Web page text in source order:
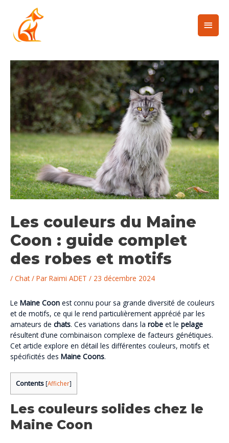
Les couleurs du Maine
Coon : guide complet
des robes et motifs
/ Chat/ Par Raimi ADET / 23 décembre 2024
Le Maine Coon est connu pour sa grande diversité de couleurs
et de motifs, ce qui le rend particulièrement apprécié par les
amateurs de chats. Ces variations dans la robe et le pelage
résultent d’une combinaison complexe de facteurs génétiques.
Cet article explore en détail les différentes couleurs, motifs et
spécificités des Maine Coons.
Contents [Afficher]
Les couleurs solides chez le
Maine Coon